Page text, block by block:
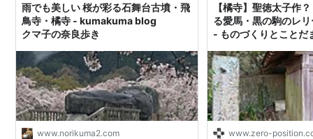
雨でも美しい 桜が彩る石舞台古墳・飛
鳥寺・橘寺 - kumakuma blog
クマ子の奈良歩き
www.norikuma2.com
【橘寺】聖徳太子作
る愛馬・黒の駒のレ
- ものづくりとことだ
www.zero-